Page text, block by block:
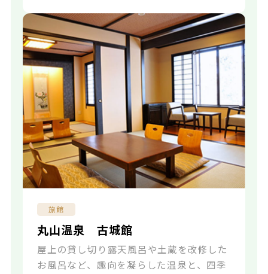
旅館
丸山温泉 古城館
屋上の貸し切り露天風呂や土蔵を改修した
お風呂など、趣向を凝らした温泉と、四季